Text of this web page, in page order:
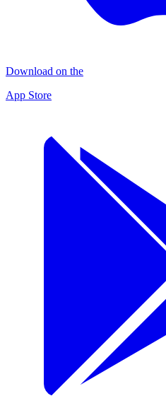
Download on the
App Store